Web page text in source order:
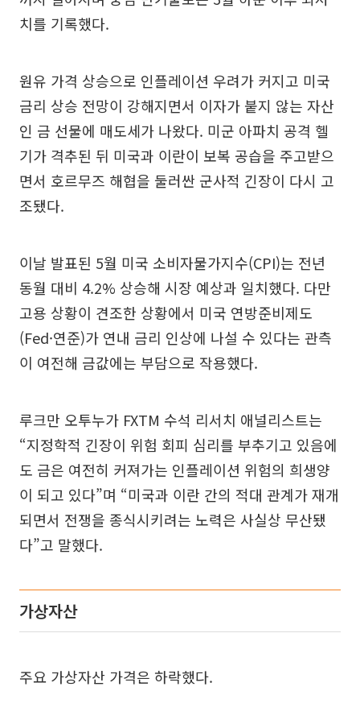
치를 기록했다.
원유 가격 상승으로 인플레이션 우려가 커지고 미국
금리 상승 전망이 강해지면서 이자가 붙지 않는 자산
인 금 선물에 매도세가 나왔다. 미군 아파치 공격 헬
기가 격추된 뒤 미국과 이란이 보복 공습을 주고받으
면서 호르무즈 해협을 둘러싼 군사적 긴장이 다시 고
조됐다.
이날 발표된 5월 미국 소비자물가지수(CPI)는 전년
동월 대비 4.2% 상승해 시장 예상과 일치했다. 다만
고용 상황이 견조한 상황에서 미국 연방준비제도
(Fed·연준)가 연내 금리 인상에 나설 수 있다는 관측
이 여전해 금값에는 부담으로 작용했다.
루크만 오투누가 FXTM 수석 리서치 애널리스트는
“지정학적 긴장이 위험 회피 심리를 부추기고 있음에
도 금은 여전히 커져가는 인플레이션 위험의 희생양
이 되고 있다”며 “미국과 이란 간의 적대 관계가 재개
되면서 전쟁을 종식시키려는 노력은 사실상 무산됐
다”고 말했다.
가상자산
주요 가상자산 가격은 하락했다.